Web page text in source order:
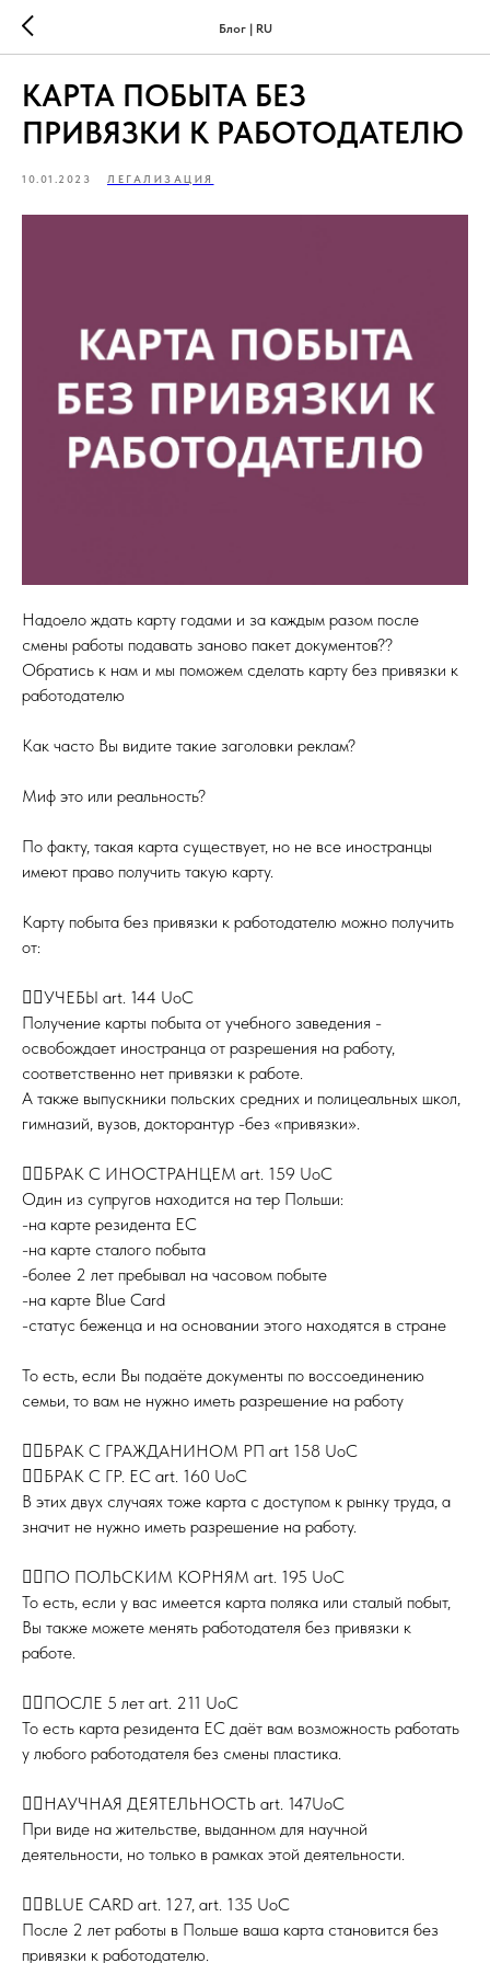
Блог | RU
КАРТА ПОБЫТА БЕЗ
ПРИВЯЗКИ К РАБОТОДАТЕЛЮ
10.01.2023 ЛЕГАЛИЗАЦИЯ
Надоело ждать карту годами и за каждым разом после
смены работы подавать заново пакет документов??
Обратись к нам и мы поможем сделать карту без привязки к
работодателю
Как часто Вы видите такие заголовки реклам?
Миф это или реальность?
По факту, такая карта существует, но не все иностранцы
имеют право получить такую карту.
Карту побыта без привязки к работодателю можно получить
от:
👉🏻УЧЕБЫ art. 144 UoC
Получение карты побыта от учебного заведения -
освобождает иностранца от разрешения на работу,
соответственно нет привязки к работе.
А также выпускники польских средних и полицеальных школ,
гимназий, вузов, докторантур -без «привязки».
👉🏻БРАК С ИНОСТРАНЦЕМ art. 159 UoC
Один из супругов находится на тер Польши:
-на карте резидента ЕС
-на карте сталого побыта
-более 2 лет пребывал на часовом побыте
-на карте Blue Card
-статус беженца и на основании этого находятся в стране
То есть, если Вы подаёте документы по воссоединению
семьи, то вам не нужно иметь разрешение на работу
👉🏻БРАК С ГРАЖДАНИНОМ РП art 158 UoC
👉🏻БРАК С ГР. ЕС art. 160 UoC
В этих двух случаях тоже карта с доступом к рынку труда, а
значит не нужно иметь разрешение на работу.
👉🏻ПО ПОЛЬСКИМ КОРНЯМ art. 195 UoC
То есть, если у вас имеется карта поляка или сталый побыт,
Вы также можете менять работодателя без привязки к
работе.
👉🏻ПОСЛЕ 5 лет art. 211 UoC
То есть карта резидента ЕС даёт вам возможность работать
у любого работодателя без смены пластика.
👉🏻НАУЧНАЯ ДЕЯТЕЛЬНОСТЬ art. 147UoC
При виде на жительстве, выданном для научной
деятельности, но только в рамках этой деятельности.
👉🏻BLUE CARD art. 127, art. 135 UoC
После 2 лет работы в Польше ваша карта становится без
привязки к работодателю.